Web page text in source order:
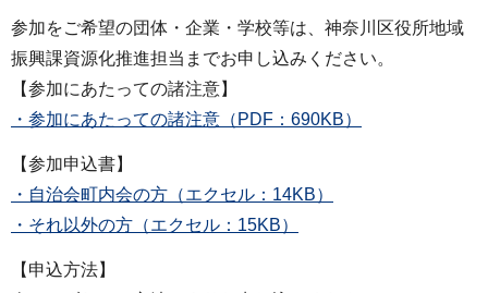
参加をご希望の団体・企業・学校等は、神奈川区役所地域
振興課資源化推進担当までお申し込みください。
【参加にあたっての諸注意】
・参加にあたっての諸注意（PDF：690KB）
【参加申込書】
・自治会町内会の方（エクセル：14KB）
・それ以外の方（エクセル：15KB）
【申込方法】